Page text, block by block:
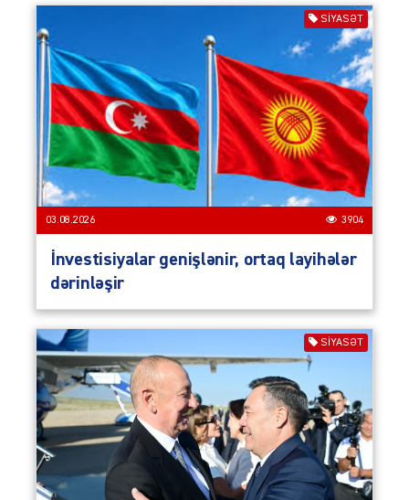
SIYASƏT
03.08.2026 3904
İnvestisiyalar genişlənir, ortaq layihələr
dərinləşir
SIYASƏT